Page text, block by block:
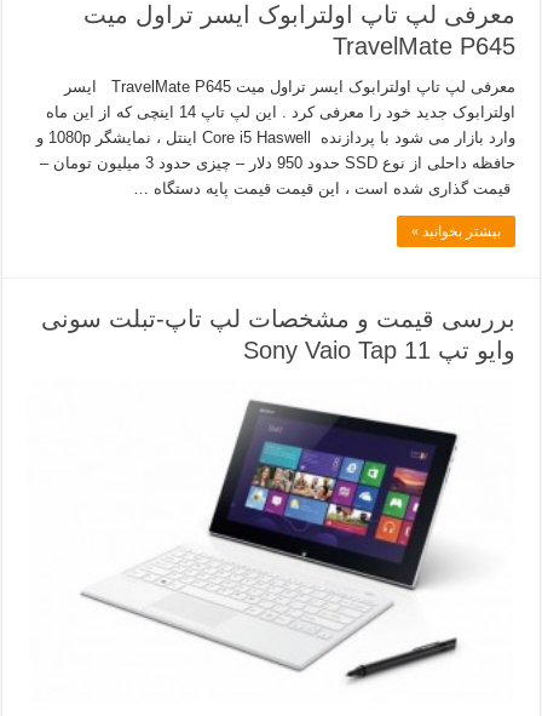
معرفی لپ تاپ اولترابوک ایسر تراول میت
TravelMate P645
معرفی لپ تاپ اولترابوک ایسر تراول میت TravelMate P645 ایسر
اولترابوک جدید خود را معرفی کرد . این لپ تاپ 14 اینچی که از این ماه
وارد بازار می شود با پردازنده Core i5 Haswell اینتل ، نمایشگر 1080p و
حافظه داحلی از نوع SSD حدود 950 دلار – چیزی حدود 3 میلیون تومان –
قیمت گذاری شده است ، این قیمت قیمت پایه دستگاه …
بیشتر بخوانید »
بررسی قیمت و مشخصات لپ تاپ-تبلت سونی
وایو تپ 11 Sony Vaio Tap